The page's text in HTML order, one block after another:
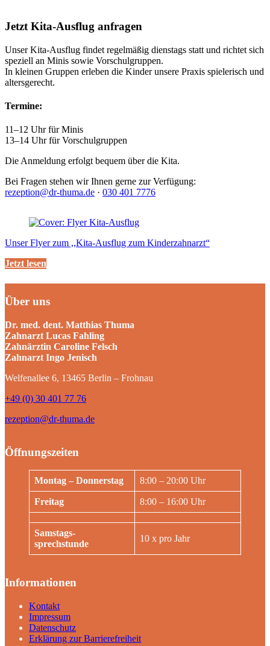
Jetzt Kita-Ausflug anfragen
Unser Kita-Ausflug findet regelmäßig dienstags statt und richtet sich
speziell an Minis sowie Vorschulgruppen.
In kleinen Gruppen erleben die Kinder unsere Praxis spielerisch und
altersgerecht.
Termine:
11–12 Uhr für Minis
13–14 Uhr für Vorschulgruppen
Die Anmeldung erfolgt bequem über die Kita.
Bei Fragen stehen wir Ihnen gerne zur Verfügung:
rezeption@dr-thuma.de · 030 401 7776
Unser Flyer zum ,,Kita-Ausflug zum Kinderzahnarzt“
Jetzt lesen
Über uns
Dr. med. dent. Matthias Thuma
Zahnarzt Lucas Fahling
Zahnärztin Caroline Felsch
Zahnarzt Ingo Jenisch
Welfenallee 6, 13465 Berlin – Frohnau
+49 (0) 30 401 77 76
rezeption@dr-thuma.de
Öffnungszeiten
Montag – Donnerstag 8:00 – 20:00 Uhr
Freitag 8:00 – 16:00 Uhr
Samstags-
sprechstunde
10 x pro Jahr
Informationen
Kontakt
Impressum
Datenschutz
Erklärung zur Barrierefreiheit